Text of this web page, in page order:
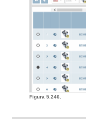
Figura 5.246.